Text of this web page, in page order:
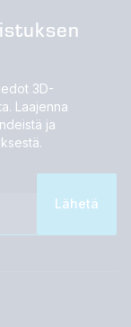
3D-
Laajenna
ja